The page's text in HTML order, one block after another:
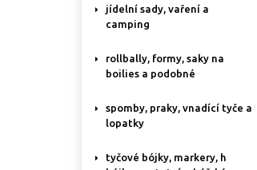
jídelní sady, vaření a
camping
rollbally, formy, saky na
boilies a podobné
spomby, praky, vnadící tyče a
lopatky
tyčové bójky, markery, h